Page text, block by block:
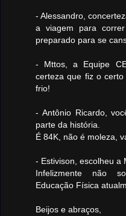
- Alessandro,
a viagem para
preparado para se
- Mttos, a Equipe
certeza que fiz o
frio!
- Antônio Ricardo,
parte da história.
É 84K, não é moleza,
- Estivison, escolheu a
Infelizmente não
Educação Física
Beijos e abraços,